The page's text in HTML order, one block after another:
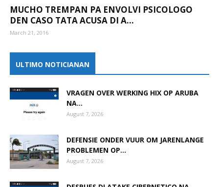
MUCHO TREMPAN PA ENVOLVI PSICOLOGO
DEN CASO TATA ACUSA DI A...
March 21, 2016
ULTIMO NOTICIANAN
VRAGEN OVER WERKING HIX OP ARUBA
NA...
August 7, 2026
DEFENSIE ONDER VUUR OM JARENLANGE
PROBLEMEN OP...
August 7, 2026